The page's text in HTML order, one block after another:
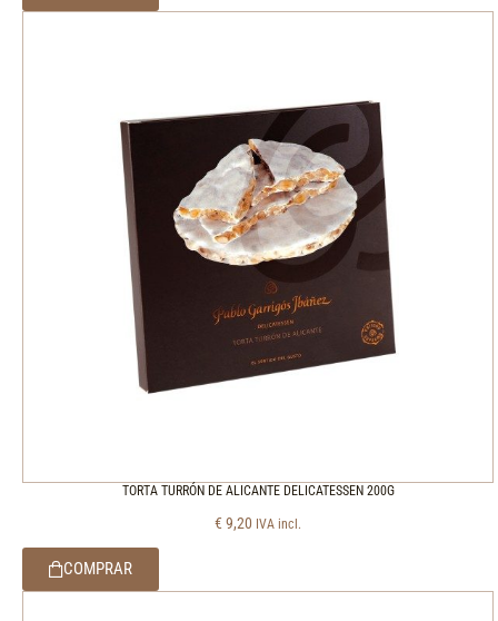
TORTA TURRÓN DE ALICANTE DELICATESSEN 200G
€ 9,20 IVA incl.
COMPRAR